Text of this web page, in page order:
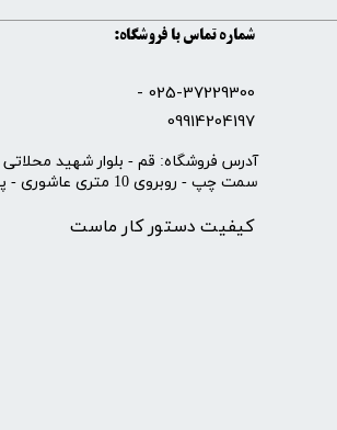
شماره تماس با فروشگاه:
025-37229300 -
09914204197
کیفیت دستور کار ماست
سمت چپ - روبروی 10 متری عاشوری - پلاک 100 (پوشاک گلپوش)